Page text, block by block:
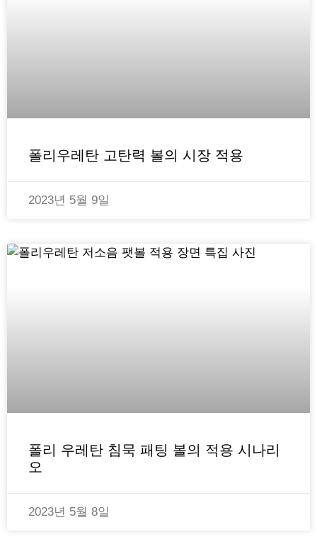
폴리우레탄 고탄력 볼의 시장 적용
2023년 5월 9일
폴리 우레탄 침묵 패팅 볼의 적용 시나리
오
2023년 5월 8일